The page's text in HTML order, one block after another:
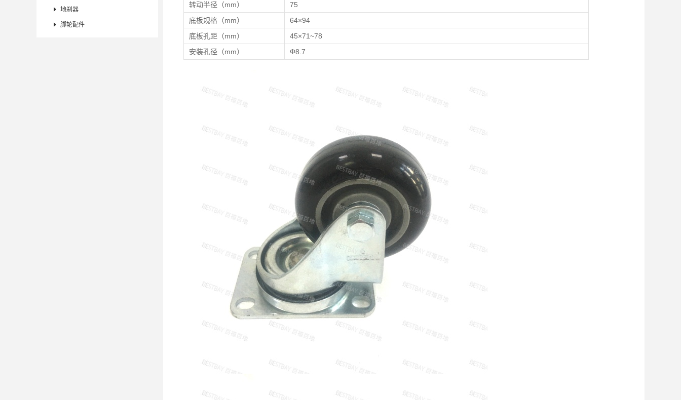
 地刹器
 脚轮配件
转动半径（mm）
75
底板规格（mm）
64×94
底板孔距（mm）
45×71~78
安装孔径（mm）
Φ8.7